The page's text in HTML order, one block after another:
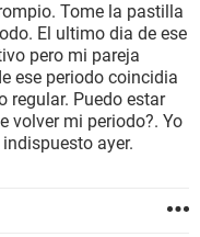
Tome la pastilla
El ultimo dia de ese
pero mi pareja
ese periodo coincidia
regular. Puedo estar
volver mi periodo?. Yo
ayer.